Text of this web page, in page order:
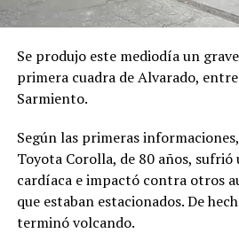
Se produjo este mediodía un
primera cuadra de Alvarado,
Sarmiento.
Según las primeras
Toyota Corolla, de 80 años, sufrió
cardíaca e impactó contra otros
que estaban estacionados. De
terminó volcando.